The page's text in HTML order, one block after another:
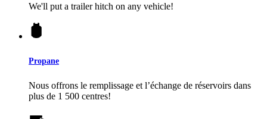
We'll put a trailer hitch on any vehicle!
Propane
Nous offrons le remplissage et l’échange de réservoirs dans
plus de 1 500 centres!